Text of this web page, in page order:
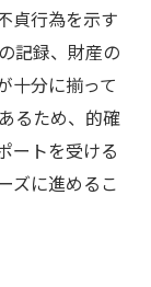
貞行為を示す
記録、財産の
十分に揃って
るため、的確
ートを受ける
ズに進めるこ